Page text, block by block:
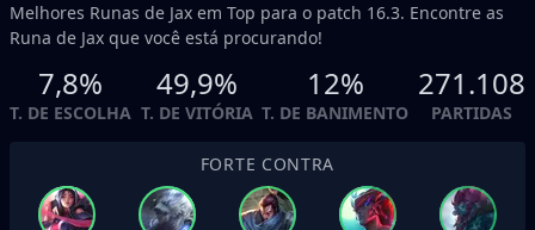
Melhores Runas de Jax em Top para o patch 16.3. Encontre as
Runa de Jax que você está procurando!
7,8%
T. DE ESCOLHA
49,9%
T. DE VITÓRIA
12%
T. DE BANIMENTO
271.108
PARTIDAS
FORTE CONTRA